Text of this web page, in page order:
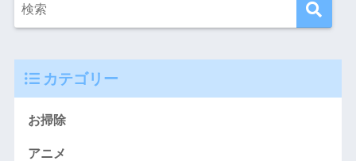
カテゴリー
お掃除
アニメ